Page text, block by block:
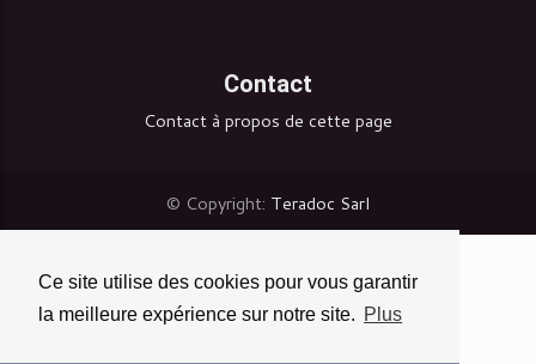
Ce site utilise des cookies pour vous garantir
la meilleure expérience sur notre site. Plus
Contact
Contact à propos de cette page
© Copyright: Teradoc Sarl